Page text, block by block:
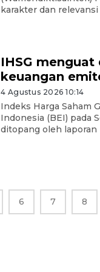
karakter dan relevansi
IHSG
keuangan
4 Agustus 2026 10:14
Indeks Harga Saham
Indonesia (BEI) pada
ditopang oleh laporan
6 7 8
ruang